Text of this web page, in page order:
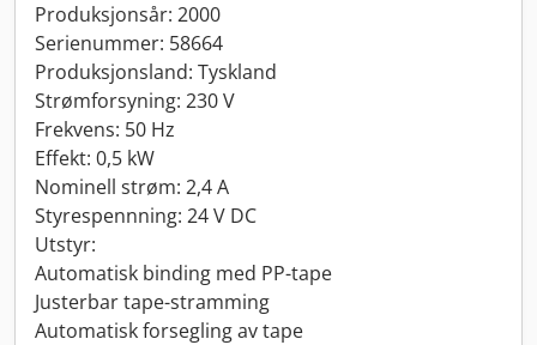
Produksjonsår: 2000
Serienummer: 58664
Produksjonsland: Tyskland
Strømforsyning: 230 V
Frekvens: 50 Hz
Effekt: 0,5 kW
Nominell strøm: 2,4 A
Styrespennning: 24 V DC
Utstyr:
Automatisk binding med PP-tape
Justerbar tape-stramming
Automatisk forsegling av tape